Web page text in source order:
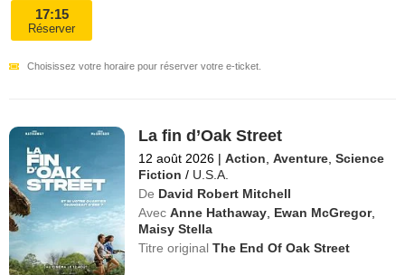
17:15
Réserver
Choisissez votre horaire pour réserver votre e-ticket.
La fin d’Oak Street
12 août 2026 | Action ,Aventure ,Science
Fiction / U.S.A.
De David Robert Mitchell
Avec Anne Hathaway Ewan McGregor,
Maisy Stella
Titre originalThe End Of Oak Street